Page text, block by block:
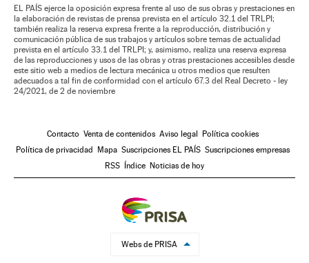
EL PAÍS ejerce la oposición expresa frente al uso de sus obras y prestaciones en
la elaboración de revistas de prensa prevista en el artículo 32.1 del TRLPI;
también realiza la reserva expresa frente a la reproducción, distribución y
comunicación pública de sus trabajos y artículos sobre temas de actualidad
prevista en el artículo 33.1 del TRLPI; y, asimismo, realiza una reserva expresa
de las reproducciones y usos de las obras y otras prestaciones accesibles desde
este sitio web a medios de lectura mecánica u otros medios que resulten
adecuados a tal fin de conformidad con el artículo 67.3 del Real Decreto - ley
24/2021, de 2 de noviembre
Contacto Venta de contenidos Aviso legal Política cookies
Política de privacidad Mapa Suscripciones EL PAÍS Suscripciones empresas
RSS Índice Noticias de hoy
Webs de PRISA